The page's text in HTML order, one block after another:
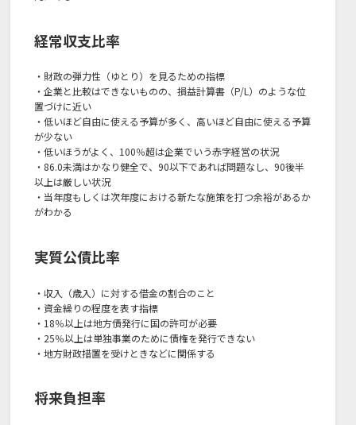
経常収支比率
・財政の弾力性（ゆとり）を見るための指標
・企業と比較はできないものの、損益計算書（P/L）のような位
置づけに近い
・低いほど自由に使える予算が多く、高いほど自由に使える予算
が少ない
・低いほうがよく、100％超は企業でいう赤字経営の状況
・86.0未満はかなり健全で、90以下であれば問題なし、90後半
以上は厳しい状況
・当年度もしくは次年度における新たな施策を打つ余裕があるか
がわかる
実質公債比率
・収入（歳入）に対する借金の割合のこと
・資金繰りの程度を表す指標
・18％以上は地方債発行に国の許可が必要
・25％以上は単独事業のために債権を発行できない
・地方財政措置を受けときなどに関係する
将来負担率